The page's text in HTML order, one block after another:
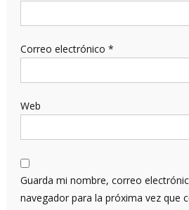
Correo electrónico *
Web
Guarda mi nombre, correo
navegador para la próxima vez que